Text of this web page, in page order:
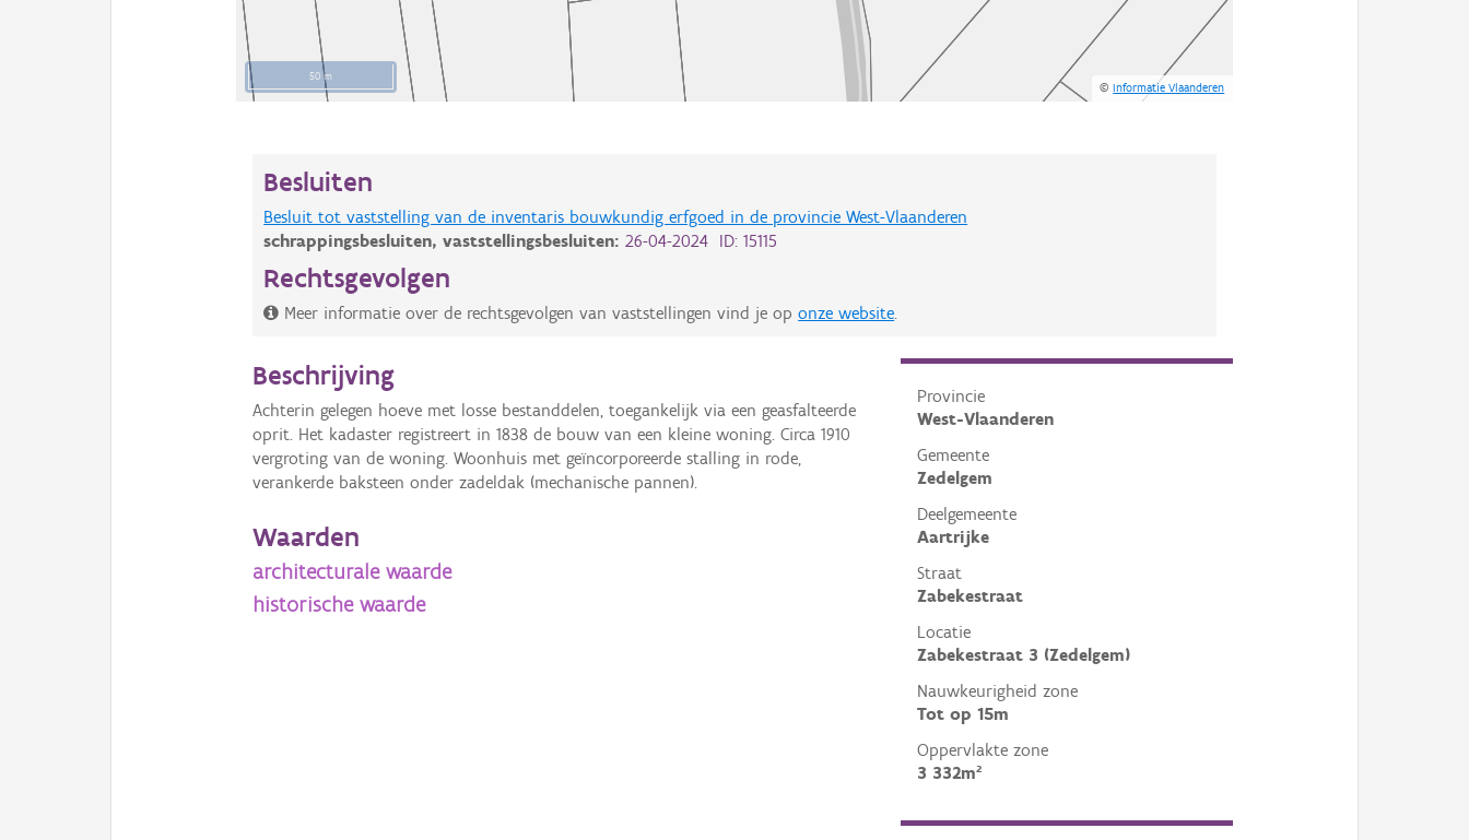
50 m
©Informatie Vlaanderen
Besluiten
Besluit tot vaststelling van de inventaris bouwkundig erfgoed in de provincie West-Vlaanderen
schrappingsbesluiten,vaststellingsbesluiten:26-04-2024 ID: 15115
Rechtsgevolgen
Meer informatie over de rechtsgevolgen van vaststellingen vind je oponze website.
Provincie
West-Vlaanderen
Gemeente
Zedelgem
Deelgemeente
Aartrijke
Straat
Zabekestraat
Locatie
Zabekestraat 3 (Zedelgem)
Nauwkeurigheid zone
Tot op 15m
Oppervlakte zone
3 332m²
Beschrijving
Achterin gelegen hoeve met losse bestanddelen, toegankelijk via een geasfalteerde
oprit. Het kadaster registreert in 1838 de bouw van een kleine woning. Circa 1910
vergroting van de woning. Woonhuis met geïncorporeerde stalling in rode,
verankerde baksteen onder zadeldak (mechanische pannen).
Waarden
architecturale waarde
historische waarde